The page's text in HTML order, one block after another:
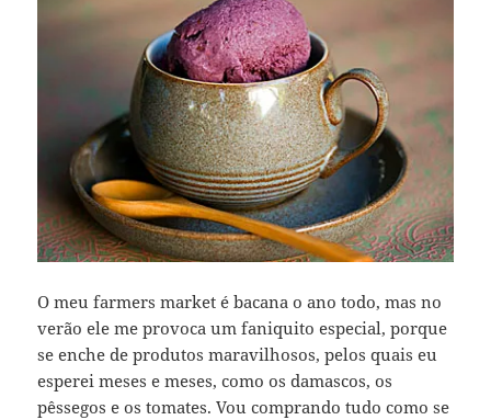
O meu farmers market é bacana o ano todo, mas no
verão ele me provoca um faniquito especial, porque
se enche de produtos maravilhosos, pelos quais eu
esperei meses e meses, como os damascos, os
pêssegos e os tomates. Vou comprando tudo como se